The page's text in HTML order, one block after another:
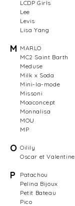
LCDP Girls
Lee
Levis
Lisa Yang
M MARLO
MC2 Saint Barth
Meduse
Milk x Soda
Mini-la-mode
Missoni
Moaconcept
Monnalisa
MOU
MP
O Oilily
Oscar et Valentine
P
Patachou
Pelina Bijoux
Petit Bateau
Pico